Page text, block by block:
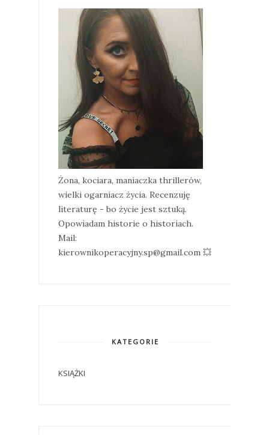
Żona, kociara, maniaczka thrillerów,
wielki ogarniacz życia. Recenzuję
literaturę - bo życie jest sztuką.
Opowiadam historie o historiach.
Mail:
kierownikoperacyjny.sp@gmail.com 💥
KATEGORIE
KSIĄŻKI